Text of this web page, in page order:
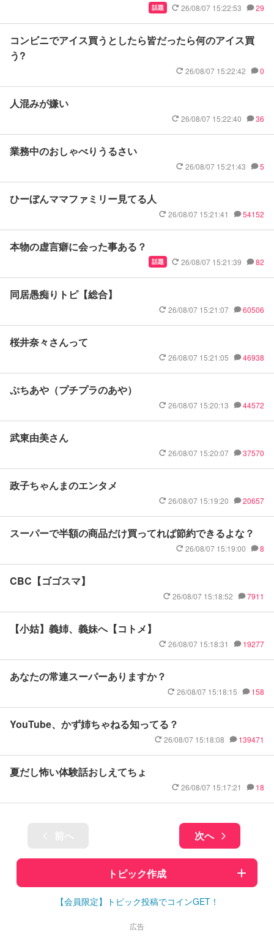
話題 26/08/07 15:22:53 29
コンビニでアイス買うとしたら皆だったら何のアイス買
う?
26/08/07 15:22:42 0
人混みが嫌い
26/08/07 15:22:40 36
業務中のおしゃべりうるさい
26/08/07 15:21:43 5
ひーぼんママファミリー見てる人
26/08/07 15:21:41 54152
本物の虚言癖に会った事ある？
話題 26/08/07 15:21:39 82
同居愚痴りトピ【総合】
26/08/07 15:21:07 60506
桜井奈々さんって
26/08/07 15:21:05 46938
ぷちあや（プチプラのあや）
26/08/07 15:20:13 44572
武東由美さん
26/08/07 15:20:07 37570
政子ちゃんまのエンタメ
26/08/07 15:19:20 20657
スーパーで半額の商品だけ買ってれば節約できるよな？
26/08/07 15:19:00 8
CBC【ゴゴスマ】
26/08/07 15:18:52 7911
【小姑】義姉、義妹へ【コトメ】
26/08/07 15:18:31 19277
あなたの常連スーパーありますか？
26/08/07 15:18:15 158
YouTube、かず姉ちゃねる知ってる？
26/08/07 15:18:08 139471
夏だし怖い体験話おしえてちょ
26/08/07 15:17:21 18
次へ
トピック作成
【会員限定】トピック投稿でコインGET！
広告